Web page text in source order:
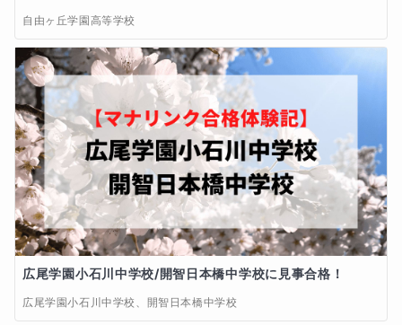
自由ヶ丘学園高等学校
広尾学園小石川中学校/開智日本橋中学校に見事合格！
広尾学園小石川中学校、開智日本橋中学校